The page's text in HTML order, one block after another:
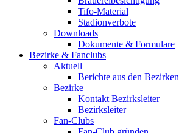
Tifo-Material
Stadionverbote
Downloads
Dokumente & Formulare
Bezirke & Fanclubs
Aktuell
Berichte aus den Bezirken
Bezirke
Kontakt Bezirksleiter
Bezirksleiter
Fan-Clubs